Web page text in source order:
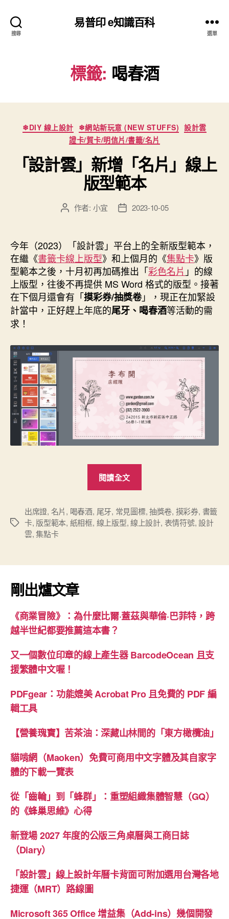
搜尋
易普印 e知識百科
選單
標籤: 喝春酒
分
類
❄DIY 線上設計 ❄網站新玩意 (NEW STUFFS) 設計雲
證卡/賀卡/明信片/書籤/名片
「設計雲」新增「名片」線上
版型範本
文 作者: 小宜
文
佈
日
期
2023-10-05
今年（2023）「設計雲」平台上的全新版型範本，
在繼《書籤卡線上版型》和上個月的《集點卡》版
型範本之後，十月初再加碼推出「彩色名片 」的線
上版型，往後不再提供 MS Word 格式的版型。接著
在下個月還會有「摸彩券/抽獎卷」，現正在加緊設
計當中，正好趕上年底的尾牙、喝春酒等活動的需
求！
閱讀全文
新
增
線
型
範
標
出席證, 名片, 喝春酒, 尾牙, 常見圖標,抽獎卷, 摸彩券, 書籤
卡, 版型範本, 紙相框, 線上版型,線上設計, 表情符號,設計
雲,集點卡
剛出爐文章
《商業冒險》：為什麼比爾·蓋茲與華倫·巴菲特，跨
越半世紀都要推薦這本書？
又一個數位印章的線上產生器 BarcodeOcean 且支
援繁體中文喔！
PDFgear：功能媲美 Acrobat Pro 且免費的 PDF 編
輯工具
【營養瑰寶】苦茶油：深藏山林間的「東方橄欖油」
貓啃網（Maoken）免費可商用中文字體及其自家字
體的下載一覽表
從「齒輪」到「蜂群」：重塑組織集體智慧（GQ）
的《蜂巢思維》心得
新登場 2027 年度的公版三角桌曆與工商日誌
（Diary）
「設計雲」線上設計年曆卡背面可附加選用台灣各地
捷運（MRT）路線圖
Microsoft 365 Office 增益集（Add-ins）幾個開發